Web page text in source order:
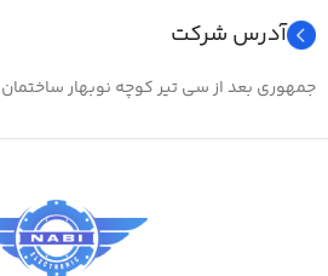
آدرس شرکت
جمهوری بعد از سی تیر کوچه نوبهار ساختمان طوبی